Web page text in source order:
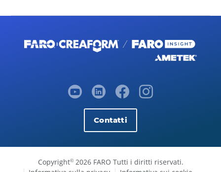
Contatti
Copyright©2026 FARO Tutti i diritti riservati.